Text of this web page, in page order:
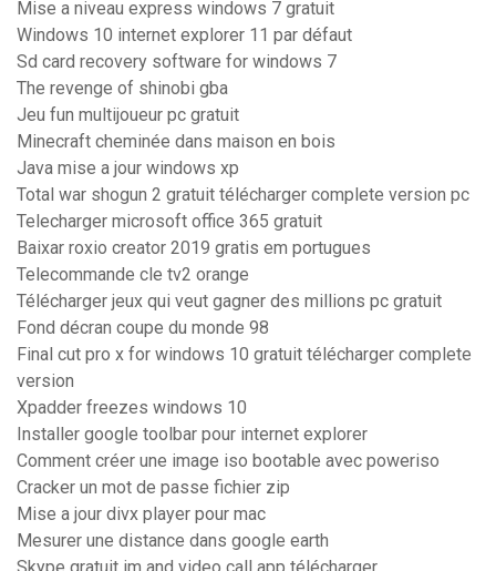
Mise a niveau express windows 7 gratuit
Windows 10 internet explorer 11 par défaut
Sd card recovery software for windows 7
The revenge of shinobi gba
Jeu fun multijoueur pc gratuit
Minecraft cheminée dans maison en bois
Java mise a jour windows xp
Total war shogun 2 gratuit télécharger complete version pc
Telecharger microsoft office 365 gratuit
Baixar roxio creator 2019 gratis em portugues
Telecommande cle tv2 orange
Télécharger jeux qui veut gagner des millions pc gratuit
Fond décran coupe du monde 98
Final cut pro x for windows 10 gratuit télécharger complete
version
Xpadder freezes windows 10
Installer google toolbar pour internet explorer
Comment créer une image iso bootable avec poweriso
Cracker un mot de passe fichier zip
Mise a jour divx player pour mac
Mesurer une distance dans google earth